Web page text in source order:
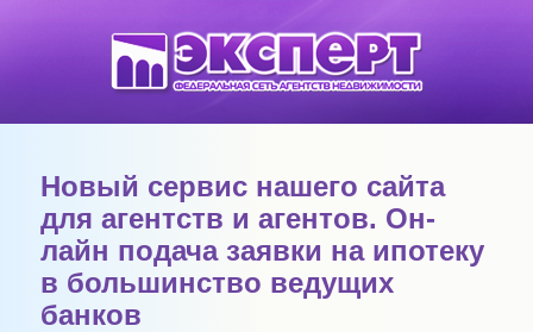
Новый сервис нашего сайта
для агентств и агентов. Он-
лайн подача заявки на ипотеку
в большинство ведущих
банков